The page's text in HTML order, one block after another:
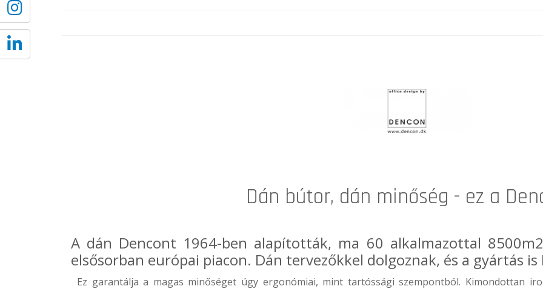
Dán bútor, dán minőség - ez a
A dán Dencont 1964-ben alapították, ma 60 alkalmazottal
elsősorban európai piacon. Dán tervezőkkel dolgoznak, és a gyártás
Ez garantálja a magas minőséget úgy ergonómiai, mint tartóssági szempontból. Kimondottan